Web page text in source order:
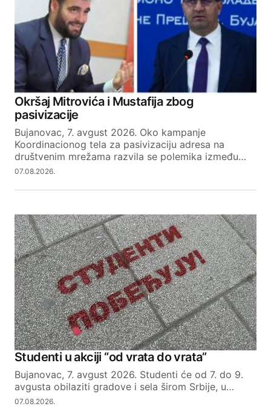
Okršaj Mitrovića i Mustafija zbog
pasivizacije
Bujanovac, 7. avgust 2026. Oko kampanje
Koordinacionog tela za pasivizaciju adresa na
društvenim mrežama razvila se polemika između…
07.08.2026.
Studenti u akciji “od vrata do vrata”
Bujanovac, 7. avgust 2026. Studenti će od 7. do 9.
avgusta obilaziti gradove i sela širom Srbije, u…
07.08.2026.